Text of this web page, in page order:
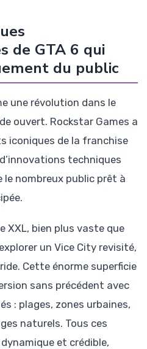
de GTA 6 qui
du public
une révolution dans le
ouvert. Rockstar Games a
iconiques de la franchise
techniques
le nombreux public prêt à
XXL, bien plus vaste que
un Vice City revisité,
Cette énorme superficie
sans précédent avec
: plages, zones urbaines,
naturels. Tous ces
et crédible,